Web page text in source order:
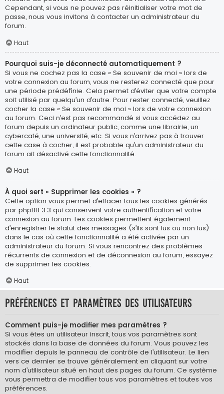
Cependant, si vous ne pouvez pas réinitialiser votre mot de
passe, nous vous invitons à contacter un administrateur du
forum.
Haut
Pourquoi suis-je déconnecté automatiquement ?
Si vous ne cochez pas la case « Se souvenir de moi » lors de
votre connexion au forum, vous ne resterez connecté que pour
une période prédéfinie. Cela permet d’éviter que votre compte
soit utilisé par quelqu’un d’autre. Pour rester connecté, veuillez
cocher la case « Se souvenir de moi » lors de votre connexion
au forum. Ceci n’est pas recommandé si vous accédez au
forum depuis un ordinateur public, comme une librairie, un
cybercafé, une université, etc. Si vous n’arrivez pas à trouver
cette case à cocher, il est probable qu’un administrateur du
forum ait désactivé cette fonctionnalité.
Haut
À quoi sert « Supprimer les cookies » ?
Cette option vous permet d’effacer tous les cookies générés
par phpBB 3.3 qui conservent votre authentification et votre
connexion au forum. Les cookies permettent également
d’enregistrer le statut des messages (s’ils sont lus ou non lus)
dans le cas où cette fonctionnalité a été activée par un
administrateur du forum. Si vous rencontrez des problèmes
récurrents de connexion et de déconnexion au forum, essayez
de supprimer les cookies.
Haut
Préférences et paramètres des utilisateurs
Comment puis-je modifier mes paramètres ?
Si vous êtes un utilisateur inscrit, tous vos paramètres sont
stockés dans la base de données du forum. Vous pouvez les
modifier depuis le panneau de contrôle de l’utilisateur. Le lien
vers ce dernier se trouve généralement en cliquant sur votre
nom d’utilisateur situé en haut des pages du forum. Ce système
vous permettra de modifier tous vos paramètres et toutes vos
préférences.